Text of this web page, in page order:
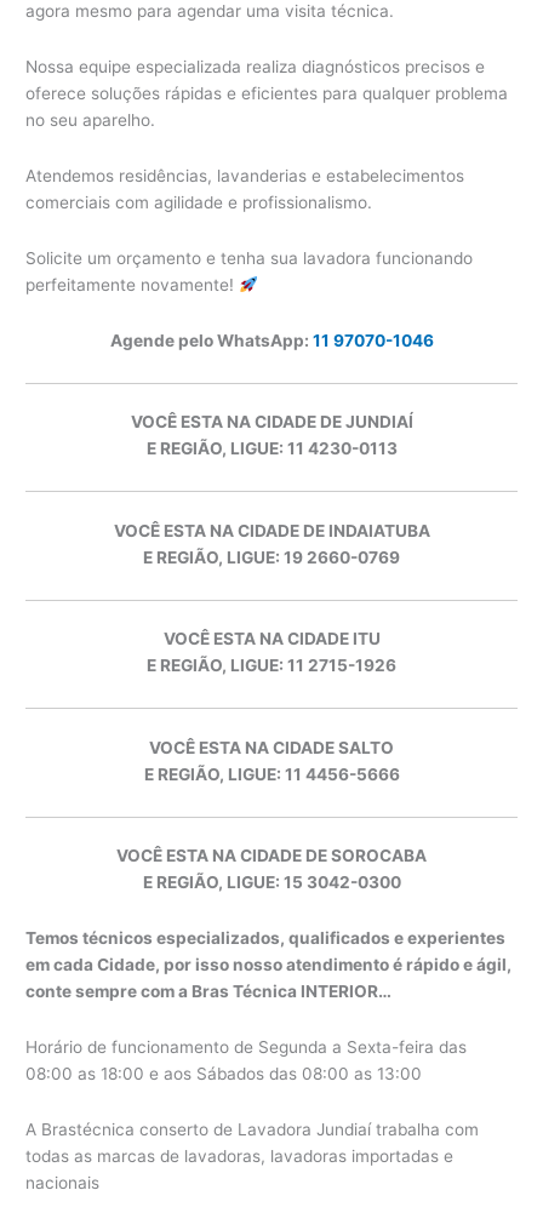
agora mesmo para agendar uma visita técnica.
Nossa equipe especializada realiza diagnósticos precisos e
oferece soluções rápidas e eficientes para qualquer problema
no seu aparelho.
Atendemos residências, lavanderias e estabelecimentos
comerciais com agilidade e profissionalismo.
Solicite um orçamento e tenha sua lavadora funcionando
perfeitamente novamente!
Agende pelo WhatsApp: 11 97070-1046
VOCÊ ESTA NA CIDADE DE JUNDIAÍ
E REGIÃO, LIGUE: 11 4230-0113
VOCÊ ESTA NA CIDADE DE INDAIATUBA
E REGIÃO, LIGUE: 19 2660-0769
VOCÊ ESTA NA CIDADE ITU
E REGIÃO, LIGUE: 11 2715-1926
VOCÊ ESTA NA CIDADE SALTO
E REGIÃO, LIGUE: 11 4456-5666
VOCÊ ESTA NA CIDADE DE SOROCABA
E REGIÃO, LIGUE: 15 3042-0300
Temos técnicos especializados, qualificados e experientes
em cada Cidade, por isso nosso atendimento é rápido e ágil,
conte sempre com a Bras Técnica INTERIOR…
Horário de funcionamento de Segunda a Sexta-feira das
08:00 as 18:00 e aos Sábados das 08:00 as 13:00
A Brastécnica conserto de Lavadora Jundiaí trabalha com
todas as marcas de lavadoras, lavadoras importadas e
nacionais